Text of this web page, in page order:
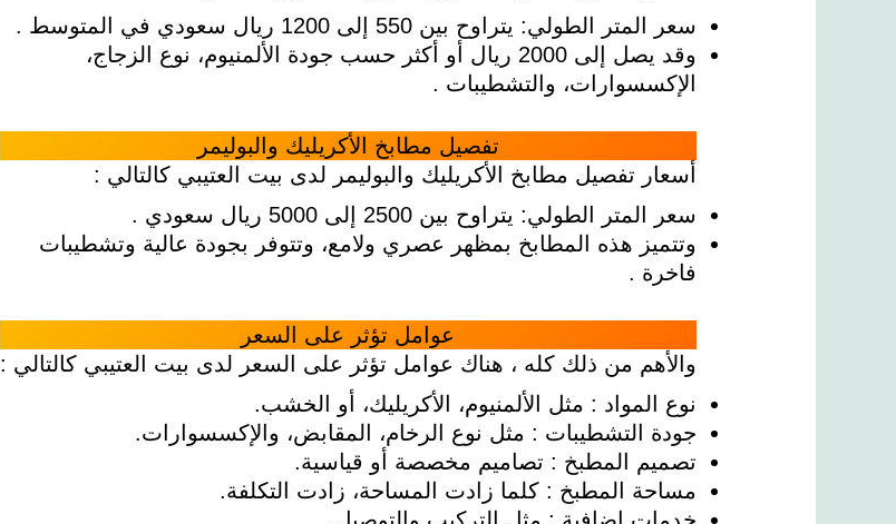
سعر المتر الطولي: يتراوح بين 550 إلى 1200 ريال سعودي في المتوسط .
وقد يصل إلى 2000 ريال أو أكثر حسب جودة الألمنيوم، نوع الزجاج،
الإكسسوارات، والتشطيبات .
تفصيل مطابخ الأكريليك والبوليمر
أسعار تفصيل مطابخ الأكريليك والبوليمر لدى بيت العتيبي كالتالي :
سعر المتر الطولي: يتراوح بين 2500 إلى 5000 ريال سعودي .
وتتميز هذه المطابخ بمظهر عصري ولامع، وتتوفر بجودة عالية وتشطيبات
فاخرة .
عوامل تؤثر على السعر
والأهم من ذلك كله ، هناك عوامل تؤثر على السعر لدى بيت العتيبي كالتالي :
نوع المواد : مثل الألمنيوم، الأكريليك، أو الخشب.
جودة التشطيبات : مثل نوع الرخام، المقابض، والإكسسوارات.
تصميم المطبخ : تصاميم مخصصة أو قياسية.
مساحة المطبخ : كلما زادت المساحة، زادت التكلفة.